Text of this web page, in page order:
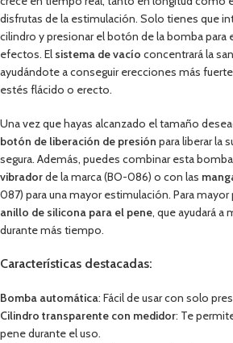
disfrutas de la estimulación. Solo tienes que
cilindro y presionar el botón de la bomba para
efectos. El sistema de vacío concentrará la
ayudándote a conseguir erecciones más
estés flácido o erecto.
Una vez que hayas alcanzado el tamaño
botón de liberación de presión para liberar la
segura. Además, puedes combinar esta
vibradorde la marca (BO-086) o con las
087) para una mayor estimulación. Para
anillo de silicona para el pene, que ayudará a
durante más tiempo.
Características destacadas:
Bomba automática: Fácil de usar con solo
Cilindro transparente con medidor: Te
pene durante el uso.